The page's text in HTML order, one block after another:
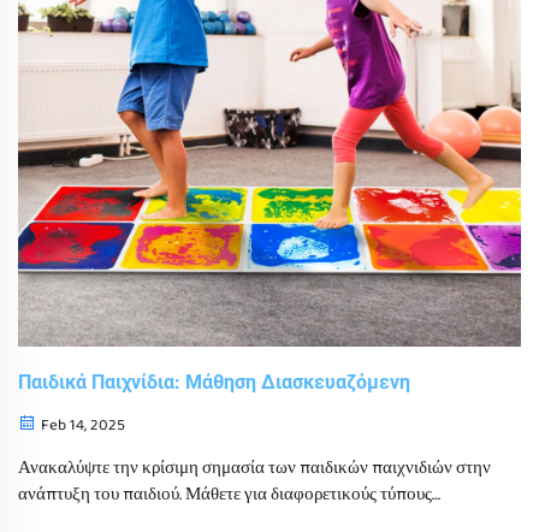
Παιδικά Παιχνίδια: Μάθηση Διασκευαζόμενη
Feb 14, 2025
Ανακαλύψτε την κρίσιμη σημασία των παιδικών παιχνιδιών στην
ανάπτυξη του παιδιού. Μάθετε για διαφορετικούς τύπους